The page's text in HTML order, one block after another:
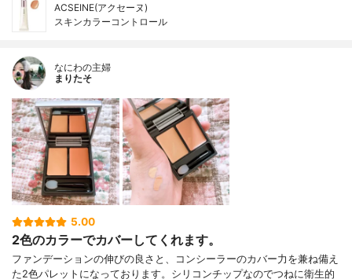
ACSEINE(アクセーヌ)
スキンカラーコントロール
なにわの主婦
まりたそ
5.00
2色のカラーでカバーしてくれます。
ファンデーションの伸びの良さと、コンシーラーのカバー力を兼ね備え
た2色パレットになっております。シリコンチップなのでつねに衛生的